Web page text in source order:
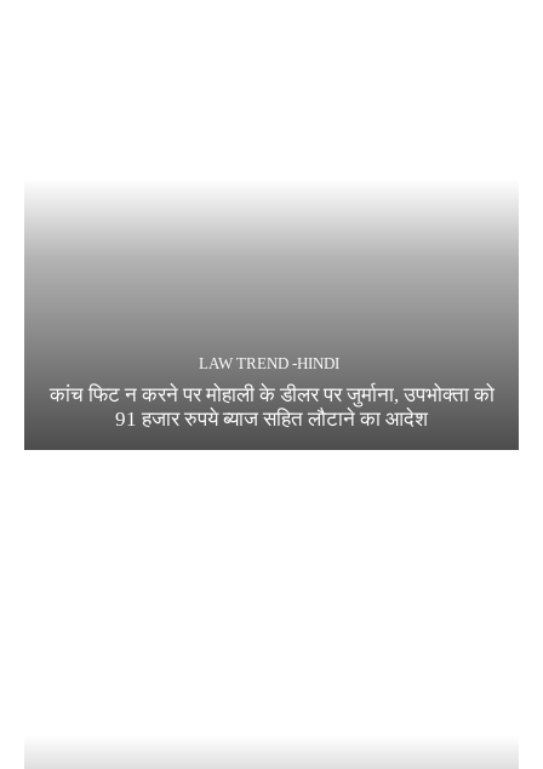
LAW TREND -HINDI
कांच फिट न करने पर मोहाली के डीलर पर जुर्माना, उपभोक्ता को
91 हजार रुपये ब्याज सहित लौटाने का आदेश